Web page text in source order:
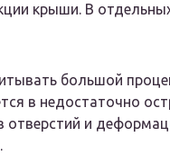
крыши. В
большой
в недостаточно
отверстий и